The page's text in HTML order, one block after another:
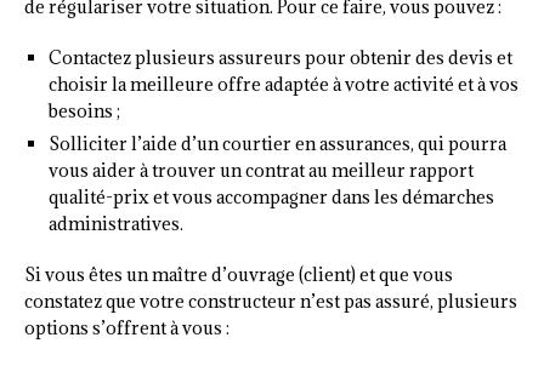
de régulariser votre situation. Pour ce faire, vous pouvez :
Contactez plusieurs assureurs pour obtenir des devis et
choisir la meilleure offre adaptée à votre activité et à vos
besoins ;
Solliciter l’aide d’un courtier en assurances, qui pourra
vous aider à trouver un contrat au meilleur rapport
qualité-prix et vous accompagner dans les démarches
administratives.
Si vous êtes un maître d’ouvrage (client) et que vous
constatez que votre constructeur n’est pas assuré, plusieurs
options s’offrent à vous :